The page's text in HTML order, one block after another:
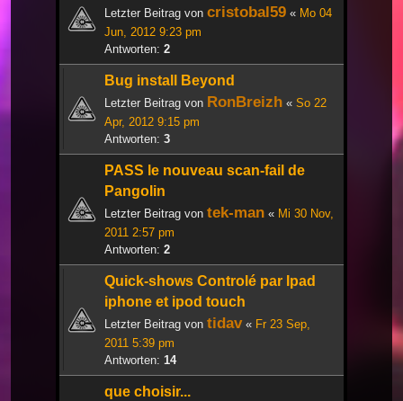
Letzter Beitrag von cristobal59 « Mo 04
Jun, 2012 9:23 pm
Antworten: 2
Bug install Beyond
Letzter Beitrag von RonBreizh « So 22
Apr, 2012 9:15 pm
Antworten: 3
PASS le nouveau scan-fail de
Pangolin
Letzter Beitrag von tek-man « Mi 30 Nov,
2011 2:57 pm
Antworten: 2
Quick-shows Controlé par Ipad
iphone et ipod touch
Letzter Beitrag von tidav« Fr 23 Sep,
2011 5:39 pm
Antworten: 14
que choisir...